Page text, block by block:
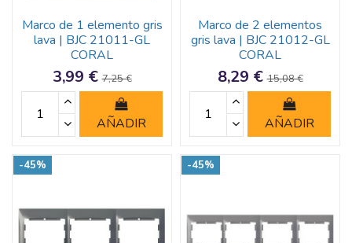
Marco de 1 elemento gris
lava | BJC 21011-GL
CORAL
3,99 €7,25 €
AÑADIR
Marco de 2 elementos
gris lava | BJC 21012-GL
CORAL
8,29 €15,08 €
AÑADIR
-45% -45%